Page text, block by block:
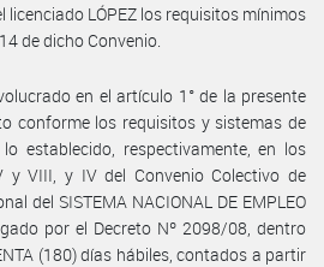
licenciado LÓPEZ los requisitos mínimos
de dicho Convenio.
en el artículo 1° de la presente
conforme los requisitos y sistemas de
establecido, respectivamente, en los
y VIII, y IV del Convenio Colectivo de
del SISTEMA NACIONAL DE EMPLEO
por el Decreto Nº 2098/08, dentro
(180) días hábiles, contados a partir